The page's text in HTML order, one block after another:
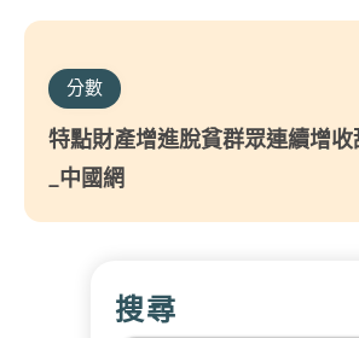
分數
特點財產增進脫貧群眾連續增
_中國網
搜尋